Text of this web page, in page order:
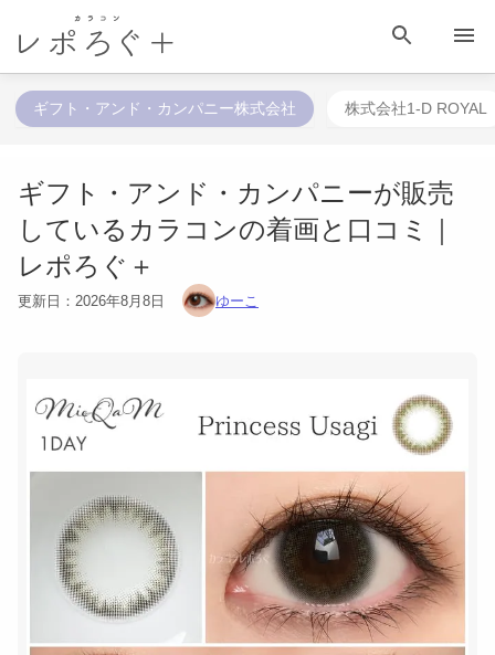
HOME 目 次 メニュー
ギフト・アンド・カンパニー株式会社 株式会社1-D ROYAL
ギフト・アンド・カンパニーが販売
しているカラコンの着画と口コミ｜
レポろぐ＋
更新日： 2026年8月8日 ゆーこ